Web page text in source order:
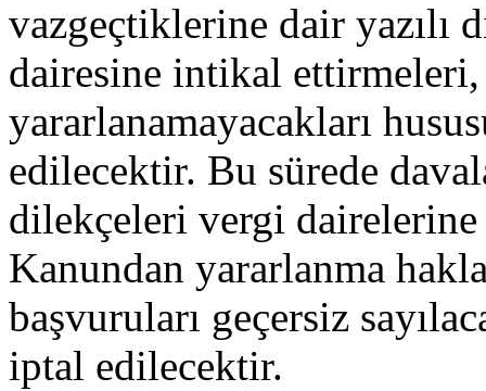
vazgeçtiklerine dair yazılı
dairesine intikal
yararlanamayacakları
edilecektir. Bu sürede
dilekçeleri vergi
Kanundan yararlanma
başvuruları geçersiz
iptal edilecektir.